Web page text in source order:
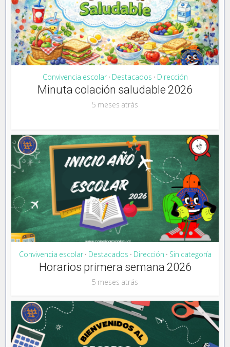
Convivencia escolar • Destacados • Dirección
Minuta colación saludable 2026
5 meses atrás
Convivencia escolar • Destacados • Dirección • Sin categoría
Horarios primera semana 2026
5 meses atrás